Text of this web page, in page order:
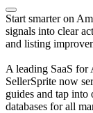
Start smarter on
signals into clear
and listing
A leading SaaS for
SellerSprite now
guides and tap into
databases for all